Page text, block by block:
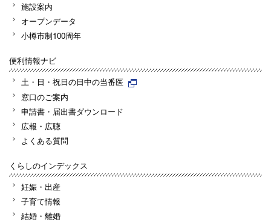
施設案内
オープンデータ
小樽市制100周年
便利情報ナビ
土・日・祝日の日中の当番医
窓口のご案内
申請書・届出書ダウンロード
広報・広聴
よくある質問
くらしのインデックス
妊娠・出産
子育て情報
結婚・離婚